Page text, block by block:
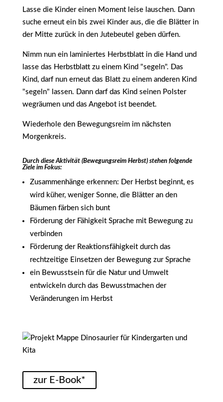
Lasse die Kinder einen Moment leise lauschen. Dann
suche erneut ein bis zwei Kinder aus, die die Blätter in
der Mitte zurück in den Jutebeutel geben dürfen.
Nimm nun ein laminiertes Herbstblatt in die Hand und
lasse das Herbstblatt zu einem Kind "segeln". Das
Kind, darf nun erneut das Blatt zu einem anderen Kind
"segeln" lassen. Dann darf das Kind seinen Polster
wegräumen und das Angebot ist beendet.
Wiederhole den Bewegungsreim im nächsten
Morgenkreis.
Durch diese Aktivität (Bewegungsreim Herbst) stehen folgende
Ziele im Fokus:
Zusammenhänge erkennen: Der Herbst beginnt, es
wird küher, weniger Sonne, die Blätter an den
Bäumen färben sich bunt
Förderung der Fähigkeit Sprache mit Bewegung zu
verbinden
Förderung der Reaktionsfähigkeit durch das
rechtzeitige Einsetzen der Bewegung zur Sprache
ein Bewusstsein für die Natur und Umwelt
entwickeln durch das Bewusstmachen der
Veränderungen im Herbst
zur E-Book*